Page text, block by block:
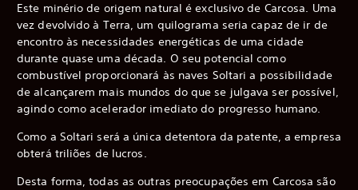
Este minério de origem natural é exclusivo de Carcosa. Uma
vez devolvido à Terra, um quilograma seria capaz de ir de
encontro às necessidades energéticas de uma cidade
durante quase uma década. O seu potencial como
combustível proporcionará às naves Soltari a possibilidade
de alcançarem mais mundos do que se julgava ser possível,
agindo como acelerador imediato do progresso humano.
Como a Soltari será a única detentora da patente, a empresa
obterá triliões de lucros.
Desta forma, todas as outras preocupações em Carcosa são